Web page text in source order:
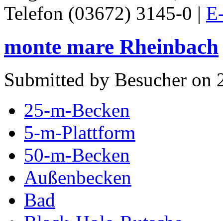
Telefon (03672) 3145-0 |
monte mare Rheinbach
Submitted by Besucher on
25-m-Becken
5-m-Plattform
50-m-Becken
Außenbecken
Bad